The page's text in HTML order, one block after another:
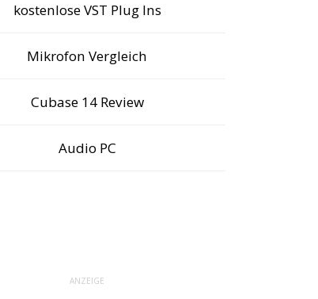
kostenlose VST Plug Ins
Mikrofon Vergleich
Cubase 14 Review
Audio PC
ANZEIGE